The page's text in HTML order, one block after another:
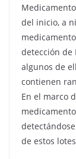
del inicio, a
detección de
algunos de
contienen
En el marco
de estos